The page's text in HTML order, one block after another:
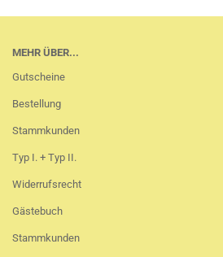
MEHR ÜBER...
Gutscheine
Bestellung
Stammkunden
Typ I. + Typ II.
Widerrufsrecht
Gästebuch
Stammkunden